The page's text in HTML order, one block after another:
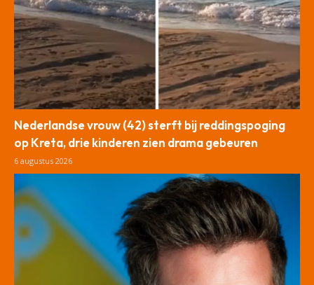
Nederlandse vrouw (42) sterft bij reddingspoging
op Kreta, drie kinderen zien drama gebeuren
6 augustus 2026